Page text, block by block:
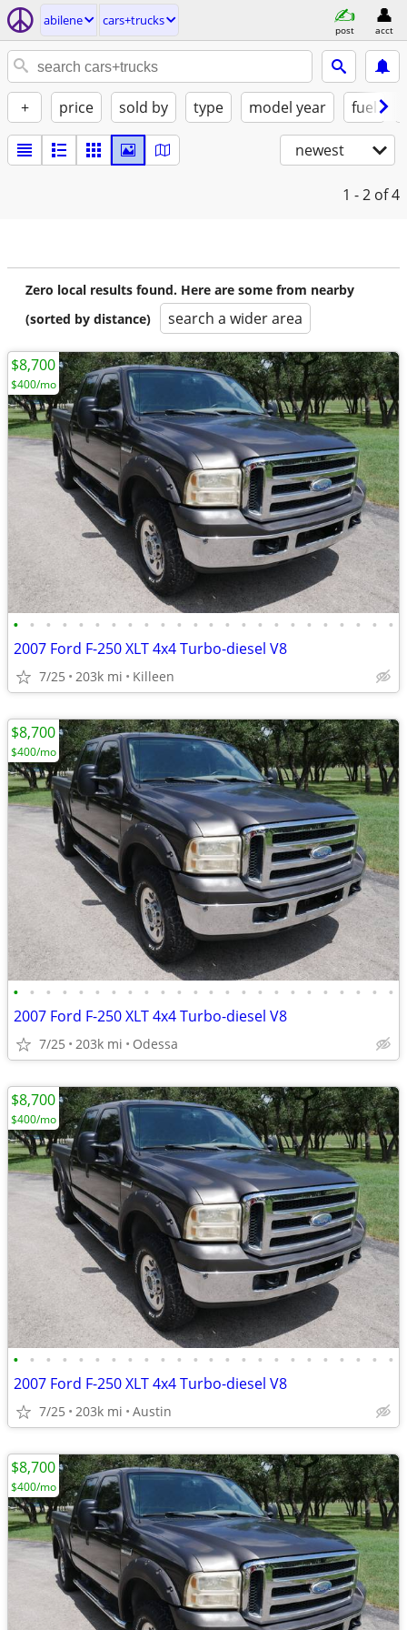
abilene cars+trucks
post acct
+ price sold by type model year fuel
newest
1 - 2 of 4
Zero local results found. Here are some from nearby
(sorted by distance)
search a wider area
• • • • • • • • • • • • • • • • • • • • • • • •
2007 Ford F-250 XLT 4x4 Turbo-diesel V8
7/25 203k mi Killeen
$8,700
$400/mo
• • • • • • • • • • • • • • • • • • • • • • • •
2007 Ford F-250 XLT 4x4 Turbo-diesel V8
7/25 203k mi Odessa
$8,700
$400/mo
• • • • • • • • • • • • • • • • • • • • • • • •
2007 Ford F-250 XLT 4x4 Turbo-diesel V8
7/25 203k mi Austin
$8,700
$400/mo
$8,700
$400/mo